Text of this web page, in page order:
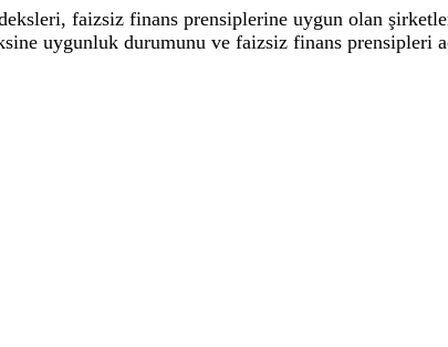
faizsiz finans prensiplerine uygun olan
uygunluk durumunu ve faizsiz finans prensipleri